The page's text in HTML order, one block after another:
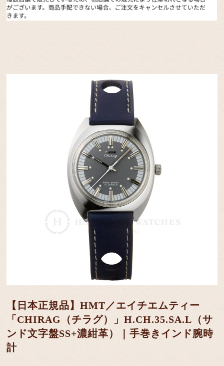
【日本正規品】HMT／エイチエムティー
「CHIRAG（チラグ）」H.CH.35.SA.L（サ
ンド文字盤SS+濃紺革）｜手巻きインド腕時
計